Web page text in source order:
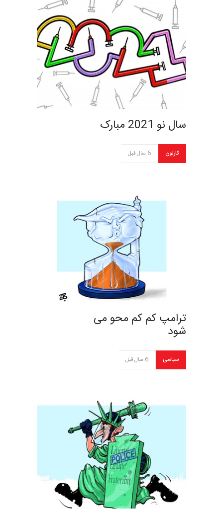
سال نو 2021 مبارک
کارتون 6 سال قبل
ترامپ کم کم محو می
شود
سیاسی 6 سال قبل